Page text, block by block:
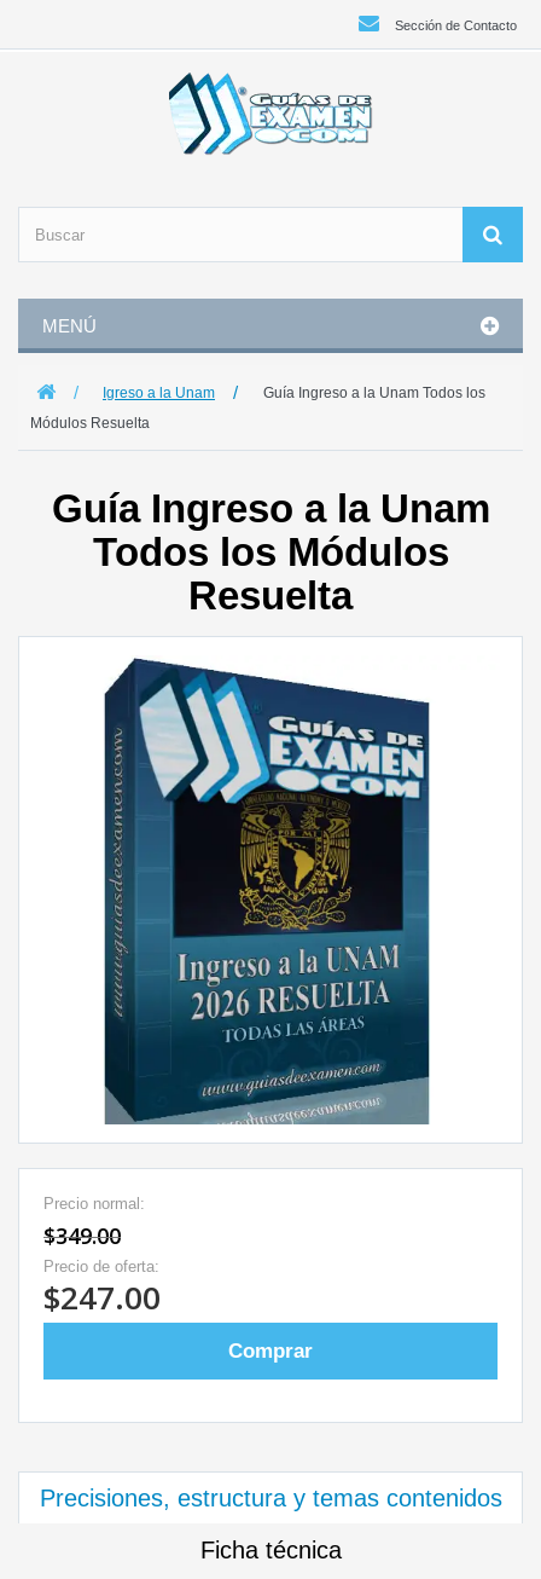
Sección de Contacto
MENÚ
Igreso a la Unam
Guía Ingreso a la Unam Todos los
Módulos Resuelta
Guía Ingreso a la Unam
Todos los Módulos
Resuelta
Precio normal:
$349.00
Precio de oferta:
$247.00
Comprar
Precisiones, estructura y temas contenidos
Ficha técnica